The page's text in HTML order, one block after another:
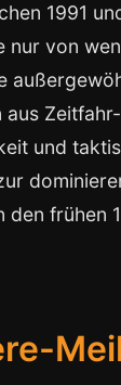
1991
nur von
aus
und
den frühen